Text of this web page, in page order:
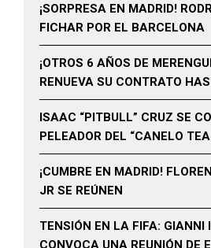
¡SORPRESA EN MADRID!
FICHAR POR EL BARCELONA
¡OTROS 6 AÑOS DE
RENUEVA SU CONTRATO
ISAAC “PITBULL” CRUZ SE
PELEADOR DEL “CANELO
¡CUMBRE EN MADRID!
JR SE REÚNEN
TENSIÓN EN LA FIFA: GIANNI
CONVOCA UNA REUNIÓN DE